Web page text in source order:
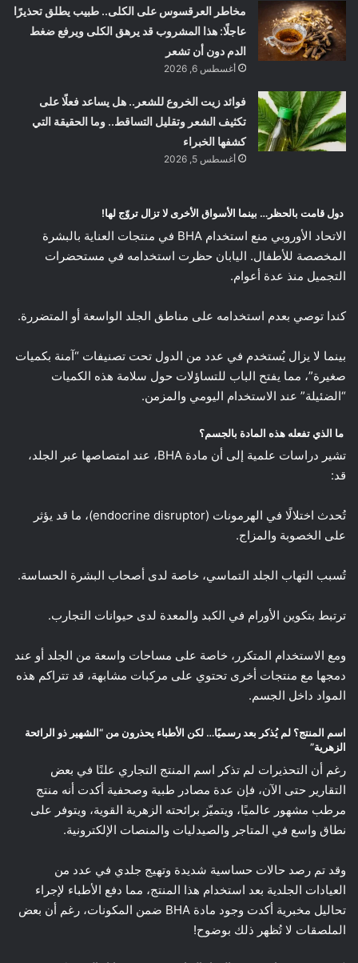
مخاطر العرقسوس على الكلى.. طبيب يطلق تحذيرًا
عاجلًا: هذا المشروب قد يرهق الكلى ويرفع ضغط
الدم دون أن تشعر
أغسطس 6, 2026
فوائد زيت الخروع للشعر.. هل يساعد فعلًا على
تكثيف الشعر وتقليل التساقط.. وما الحقيقة التي
كشفها الخبراء
أغسطس 5, 2026
دول قامت بالحظر… بينما الأسواق الأخرى لا تزال تروّج لها!
الاتحاد الأوروبي منع استخدام BHA في منتجات العناية بالبشرة
المخصصة للأطفال. اليابان حظرت استخدامه في مستحضرات
التجميل منذ عدة أعوام.
كندا توصي بعدم استخدامه على مناطق الجلد الواسعة أو المتضررة.
بينما لا يزال يُستخدم في عدد من الدول تحت تصنيفات “آمنة بكميات
صغيرة”، مما يفتح الباب للتساؤلات حول سلامة هذه الكميات
“الضئيلة” عند الاستخدام اليومي والمزمن.
ما الذي تفعله هذه المادة بالجسم؟
تشير دراسات علمية إلى أن مادة BHA، عند امتصاصها عبر الجلد،
قد:
تُحدث اختلالًا في الهرمونات (endocrine disruptor)، ما قد يؤثر
على الخصوبة والمزاج.
تُسبب التهاب الجلد التماسي، خاصة لدى أصحاب البشرة الحساسة.
ترتبط بتكوين الأورام في الكبد والمعدة لدى حيوانات التجارب.
ومع الاستخدام المتكرر، خاصة على مساحات واسعة من الجلد أو عند
دمجها مع منتجات أخرى تحتوي على مركبات مشابهة، قد تتراكم هذه
المواد داخل الجسم.
اسم المنتج؟ لم يُذكر بعد رسميًا… لكن الأطباء يحذرون من “الشهير ذو الرائحة
الزهرية”
رغم أن التحذيرات لم تذكر اسم المنتج التجاري علنًا في بعض
التقارير حتى الآن، فإن عدة مصادر طبية وصحفية أكدت أنه منتج
مرطب مشهور عالميًا، ويتميّز برائحته الزهرية القوية، ويتوفر على
نطاق واسع في المتاجر والصيدليات والمنصات الإلكترونية.
وقد تم رصد حالات حساسية شديدة وتهيج جلدي في عدد من
العيادات الجلدية بعد استخدام هذا المنتج، مما دفع الأطباء لإجراء
تحاليل مخبرية أكدت وجود مادة BHA ضمن المكونات، رغم أن بعض
الملصقات لا تُظهر ذلك بوضوح!